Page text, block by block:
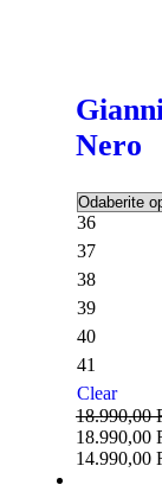
Nero
36
37
38
39
40
41
Clear
18.990,00
18.990,00
14.990,00